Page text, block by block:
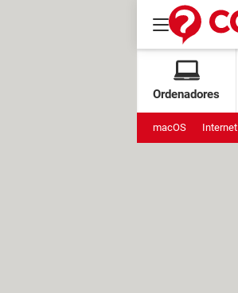
Ordenadores
macOS Internet